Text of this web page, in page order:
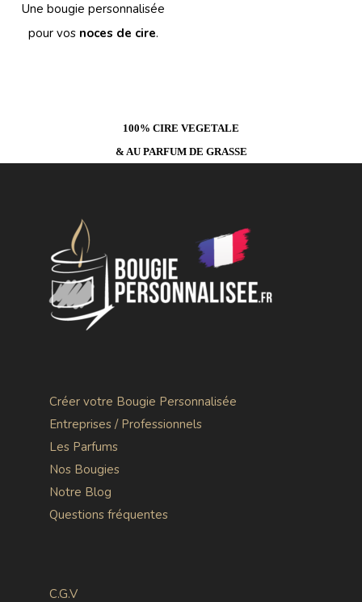
Une bougie personnalisée
pour vos noces de cire.
100% CIRE VEGETALE
& AU PARFUM DE GRASSE
Créer votre Bougie Personnalisée
Entreprises / Professionnels
Les Parfums
Nos Bougies
Notre Blog
Questions fréquentes
C.G.V